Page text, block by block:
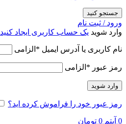
جستجو کنید
ورود / ثبت نام
وارد شوید یک حساب کاربری ایجاد کنید
نام کاربری یا آدرس ایمیل * الزامی
رمز عبور * الزامی
وارد شوید
رمز عبور خود را فراموش کرده اید؟
0 آیتم 0 تومان